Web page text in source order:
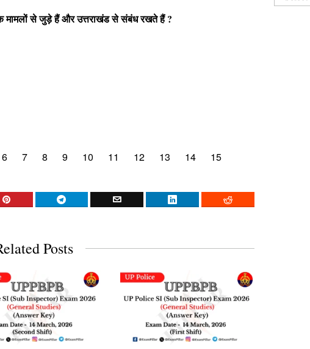
मामलों से जुड़े हैं और उत्तराखंड से संबंध रखते हैं?
6 7 8 9 10 11 12 13 14 15
Posts